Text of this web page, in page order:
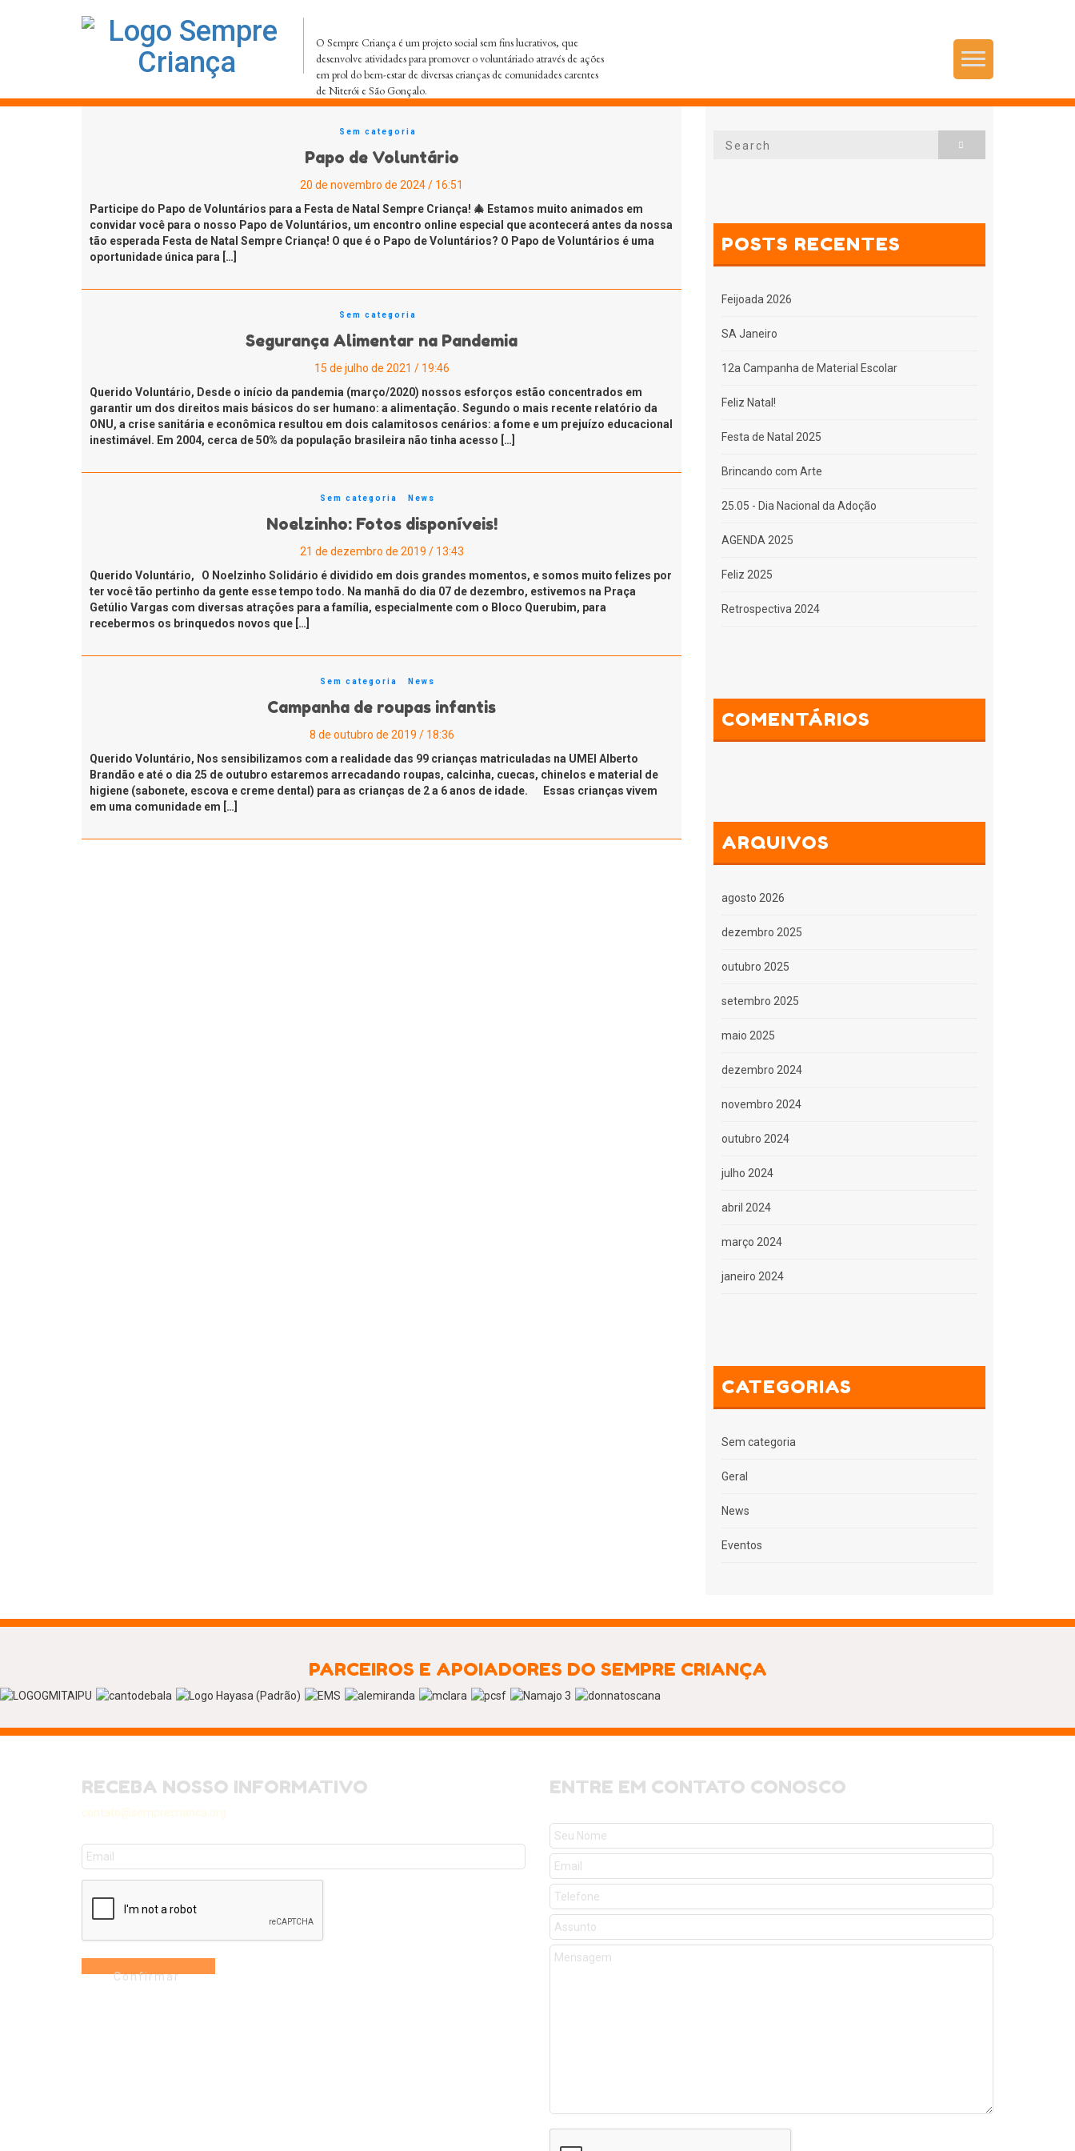
O Sempre Criança é um projeto social sem fins lucrativos, que
desenvolve atividades para promover o voluntáriado através de ações
em prol do bem-estar de diversas crianças de comunidades carentes
de Niterói e São Gonçalo.
Sem categoria
Papo de Voluntário
20 de novembro de 2024 / 16:51
Participe do Papo de Voluntários para a Festa de Natal Sempre Criança! 🎄 Estamos muito animados em
convidar você para o nosso Papo de Voluntários, um encontro online especial que acontecerá antes da nossa
tão esperada Festa de Natal Sempre Criança! O que é o Papo de Voluntários? O Papo de Voluntários é uma
oportunidade única para […]
Sem categoria
Segurança Alimentar na Pandemia
15 de julho de 2021 / 19:46
Querido Voluntário, Desde o início da pandemia (março/2020) nossos esforços estão concentrados em
garantir um dos direitos mais básicos do ser humano: a alimentação. Segundo o mais recente relatório da
ONU, a crise sanitária e econômica resultou em dois calamitosos cenários: a fome e um prejuízo educacional
inestimável. Em 2004, cerca de 50% da população brasileira não tinha acesso […]
Sem categoria News
Noelzinho: Fotos disponíveis!
21 de dezembro de 2019 / 13:43
Querido Voluntário, O Noelzinho Solidário é dividido em dois grandes momentos, e somos muito felizes por
ter você tão pertinho da gente esse tempo todo. Na manhã do dia 07 de dezembro, estivemos na Praça
Getúlio Vargas com diversas atrações para a família, especialmente com o Bloco Querubim, para
recebermos os brinquedos novos que […]
Sem categoria News
Campanha de roupas infantis
8 de outubro de 2019 / 18:36
Querido Voluntário, Nos sensibilizamos com a realidade das 99 crianças matriculadas na UMEI Alberto
Brandão e até o dia 25 de outubro estaremos arrecadando roupas, calcinha, cuecas, chinelos e material de
higiene (sabonete, escova e creme dental) para as crianças de 2 a 6 anos de idade.⠀ Essas crianças vivem
em uma comunidade em […]
for:
POSTS RECENTES
Feijoada 2026
SA Janeiro
12a Campanha de Material Escolar
Feliz Natal!
Festa de Natal 2025
Brincando com Arte
25.05 - Dia Nacional da Adoção
AGENDA 2025
Feliz 2025
Retrospectiva 2024
COMENTÁRIOS
ARQUIVOS
agosto 2026
dezembro 2025
outubro 2025
setembro 2025
maio 2025
dezembro 2024
novembro 2024
outubro 2024
julho 2024
abril 2024
março 2024
janeiro 2024
CATEGORIAS
Sem categoria
Geral
News
Eventos
PARCEIROS E APOIADORES DO SEMPRE CRIANÇA
RECEBA NOSSO INFORMATIVO
contato@semprecrianca.org
ENTRE EM CONTATO CONOSCO